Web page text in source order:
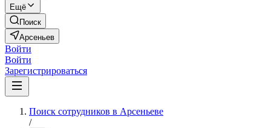
Ещё
Поиск
Арсеньев
Войти
Войти
Зарегистрироваться
Поиск сотрудников в Арсеньеве
/